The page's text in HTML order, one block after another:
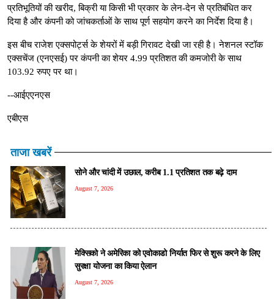
प्रतिभूतियों की खरीद, बिक्री या किसी भी प्रकार के लेन-देन से प्रतिबंधित कर
दिया है और कंपनी को जांचकर्ताओं के साथ पूर्ण सहयोग करने का निर्देश दिया है।
इस बीच राजेश एक्सपोर्ट्स के शेयरों में बड़ी गिरावट देखी जा रही है। नेशनल स्टॉक
एक्सचेंज (एनएसई) पर कंपनी का शेयर 4.99 प्रतिशत की कमजोरी के साथ
103.92 रुपए पर था।
--आईएएनएस
एबीएस
ताजा खबरें
सोने और चांदी में उछाल, करीब 1.1 प्रतिशत तक बढ़े दाम
August 7, 2026
मेक्सिको ने अमेरिका को एवोकाडो निर्यात फिर से शुरू करने के लिए
सुरक्षा योजना का किया ऐलान
August 7, 2026